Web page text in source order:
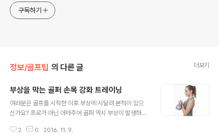
구독하기
정보/골프팁 의 다른 글 더보기
부상을 막는 골퍼 손목 강화 트레이닝
여러분은 골프를 시작한 이후 부상에 시달려 본적이 있으
신가요? 프로가 아닌 아마추어 골퍼 역시 부상이 발생하면
부상은 골프를 하지 않더라도 일상생활에서 불편함을 겪을
2 0 2016. 11. 9.